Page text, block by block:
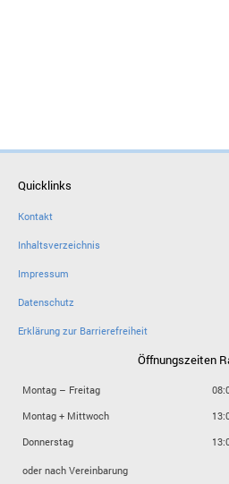
Quicklinks
Kontakt
Inhaltsverzeichnis
Impressum
Datenschutz
Erklärung zur Barrierefreiheit
Öffnungszeiten
Montag – Freitag
Montag + Mittwoch
Donnerstag
oder nach Vereinbarung